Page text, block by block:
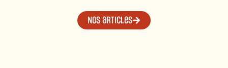
Nos articles